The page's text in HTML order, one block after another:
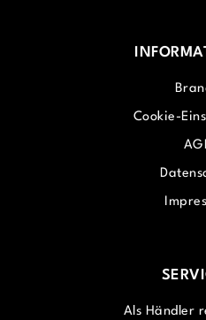
Cookie-
Als Händler